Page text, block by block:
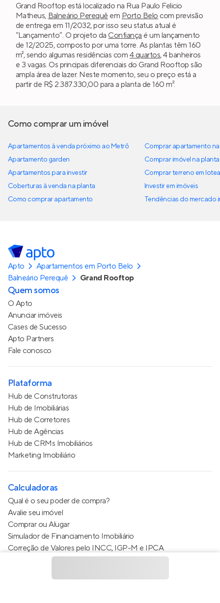
Grand Rooftop está localizado na Rua Paulo Felicio
Matheus, Balneário Perequê em Porto Belo com previsão
de entrega em 11/2032, por isso seu status atual é
“Lançamento”. O projeto da Confiança é um lançamento
de 12/2025, composto por uma torre. As plantas têm 160
m², sendo algumas residências com 4 quartos, 4 banheiros
e 3 vagas. Os principais diferenciais do Grand Rooftop são
ampla área de lazer. Neste momento, seu o preço está a
partir de R$ 2.387.330,00 para a planta de 160 m².
Como comprar um imóvel
Apartamentos à venda próximo ao Metrô
Apartamento garden
Apartamentos para investir
Coberturas à venda na planta
Como comprar apartamento
Comprar apartamento
Comprar imóvel na planta
Comprar terreno em
Investir em imóveis
Tendências do mercado
Apto
Apartamentos em Porto Belo
Balneário Perequê
Grand Rooftop
Quem somos
O Apto
Anunciar imóveis
Cases de Sucesso
Apto Partners
Fale conosco
Plataforma
Hub de Construtoras
Hub de Imobiliárias
Hub de Corretores
Hub de Agências
Hub de CRMs Imobiliários
Marketing Imobiliário
Calculadoras
Qual é o seu poder de compra?
Avalie seu imóvel
Comprar ou Alugar
Simulador de Financiamento Imobiliário
Correção de Valores pelo INCC, IGP-M e IPCA
Estimativa de valor do condomínio